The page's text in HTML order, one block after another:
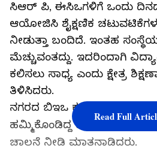
ಸಿಆರ್ ಪಿ, ಈಸಿಒಗಳಿಗೆ ಒಂದು
ಆಯೋಜಿಸಿ ಶೈಕ್ಷಣಿಕ
ನೀಡುತ್ತಾ ಬಂದಿದೆ. ಇಂತಹ
ಮೆಚ್ಚುವಂತದ್ದು. ಇದರಿಂದಾಗಿ
ಕಲಿಸಲು ಸಾಧ್ಯ ಎಂದು ಕ್ಷೇತ್ರ
ತಿಳಿಸಿದರು.
ನಗರದ ಬಿಇಒ ಕಚೇರಿ
ಹಮ್ಮಿಕೊಂಡಿದ್ದ ಒಂದು ದಿನದ
ಚಾಲನೆ ನೀಡಿ ಮಾತನಾಡಿದರು.
Read Full